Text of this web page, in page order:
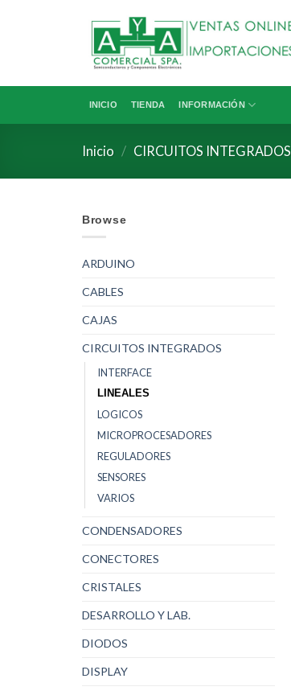
INICIO TIENDA INFORMACIÓN
Inicio / CIRCUITOS INTEGRADOS
Browse
ARDUINO
CABLES
CAJAS
CIRCUITOS INTEGRADOS
INTERFACE
LINEALES
LOGICOS
MICROPROCESADORES
REGULADORES
SENSORES
VARIOS
CONDENSADORES
CONECTORES
CRISTALES
DESARROLLO Y LAB.
DIODOS
DISPLAY